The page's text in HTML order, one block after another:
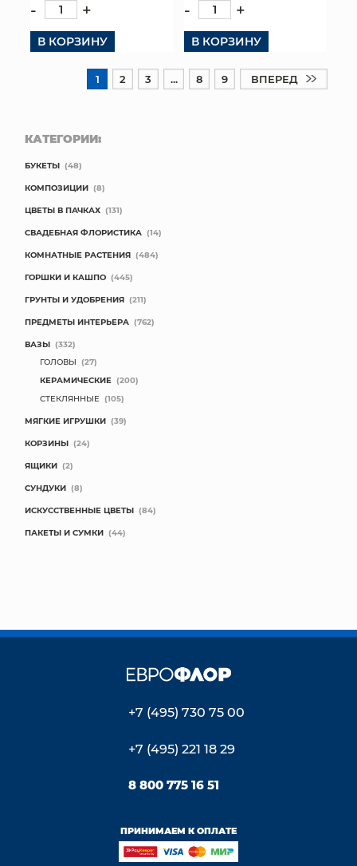
- +
В КОРЗИНУ
- +
В КОРЗИНУ
1 2 3 ... 8 9 ВПЕРЕД
КАТЕГОРИИ:
БУКЕТЫ (48)
КОМПОЗИЦИИ (8)
ЦВЕТЫ В ПАЧКАХ (131)
СВАДЕБНАЯ ФЛОРИСТИКА (14)
КОМНАТНЫЕ РАСТЕНИЯ (484)
ГОРШКИ И КАШПО (445)
ГРУНТЫ И УДОБРЕНИЯ (211)
ПРЕДМЕТЫ ИНТЕРЬЕРА (762)
ВАЗЫ (332)
ГОЛОВЫ (27)
КЕРАМИЧЕСКИЕ (200)
СТЕКЛЯННЫЕ (105)
МЯГКИЕ ИГРУШКИ (39)
КОРЗИНЫ (24)
ЯЩИКИ (2)
СУНДУКИ (8)
ИСКУССТВЕННЫЕ ЦВЕТЫ (84)
ПАКЕТЫ И СУМКИ (44)
+7 (495) 730 75 00
+7 (495) 221 18 29
8 800 775 16 51
ПРИНИМАЕМ К ОПЛАТЕ